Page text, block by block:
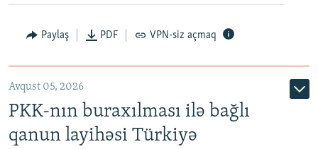
Paylaş PDF VPN-siz açmaq
Avqust 05, 2026
PKK-nın buraxılması ilə bağlı
qanun layihəsi Türkiyə